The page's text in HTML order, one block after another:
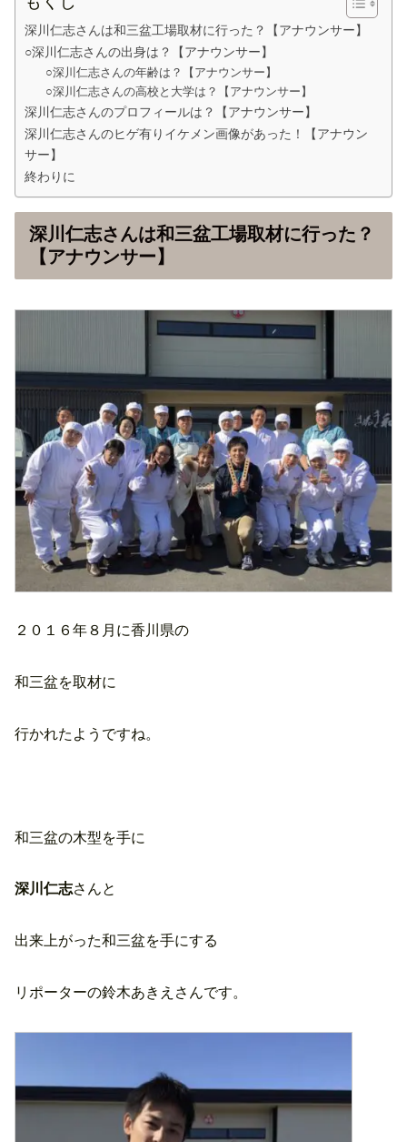
深川仁志さんは和三盆工場取材に行った？【アナウンサー】
○深川仁志さんの出身は？【アナウンサー】
○深川仁志さんの年齢は？【アナウンサー】
○深川仁志さんの高校と大学は？【アナウンサー】
深川仁志さんのプロフィールは？【アナウンサー】
深川仁志さんのヒゲ有りイケメン画像があった！【アナウン
サー】
終わりに
深川仁志さんは和三盆工場取材に行った？
【アナウンサー】
２０１６年８月に香川県の
和三盆を取材に
行かれたようですね。
和三盆の木型を手に
深川仁志さんと
出来上がった和三盆を手にする
リポーターの鈴木あきえさんです。